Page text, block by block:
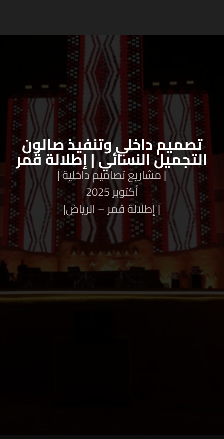
تصميم داخلي وتنفيذ صالون
التجميل النسائي | إطلالة قمر
| مشاريع تصاميم داخلية |
أكتوبر 2025
| إطلالة قمر – الرياض|